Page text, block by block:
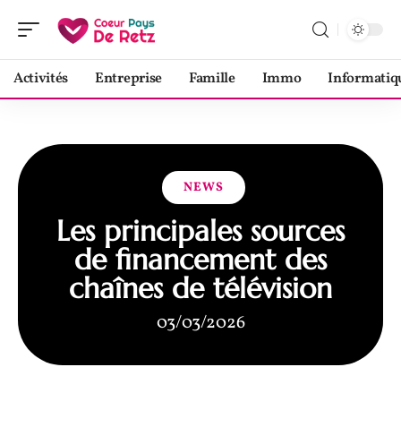
Activités Entreprise Famille Immo
NEWS
Les principales sources
de financement des
chaînes de télévision
03/03/2026